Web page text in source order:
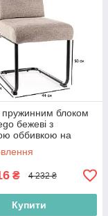
пружинним блоком
бежеві з
оббивкою на
полозах у
₴ 4 232 ₴
Купити